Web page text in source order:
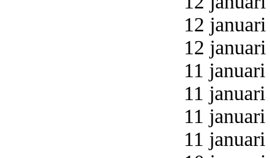
12
12
11
11
11
11